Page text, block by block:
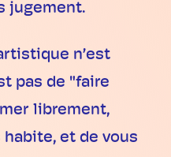
jugement.
n’est
pas de "faire
librement,
habite, et de vous